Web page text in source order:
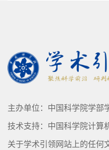
据的收集和治理入手
完成实验设计与结果
验之手”推进实验高
的飞轮，在数字世
代中加速物质发现
智能自主实验平台
主办单位：中国科学院学部
技术支持：中国科学院计算
关于学术引领网站上的任何